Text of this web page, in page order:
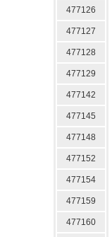
477126
477127
477128
477129
477142
477145
477148
477152
477154
477159
477160